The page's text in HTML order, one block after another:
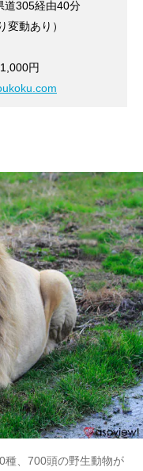
道305経由40分
動あり）
円
種、700頭の野生動物が